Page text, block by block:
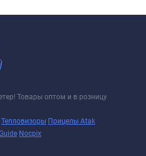
Товары оптом и в розницу
Тепловизоры Прицелы Atak
Nocpix